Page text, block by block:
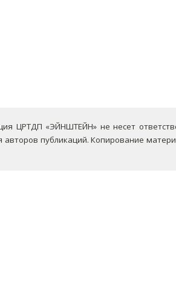
ЦРТДП «ЭЙНШТЕЙН» не несет
авторов публикаций.Копирование